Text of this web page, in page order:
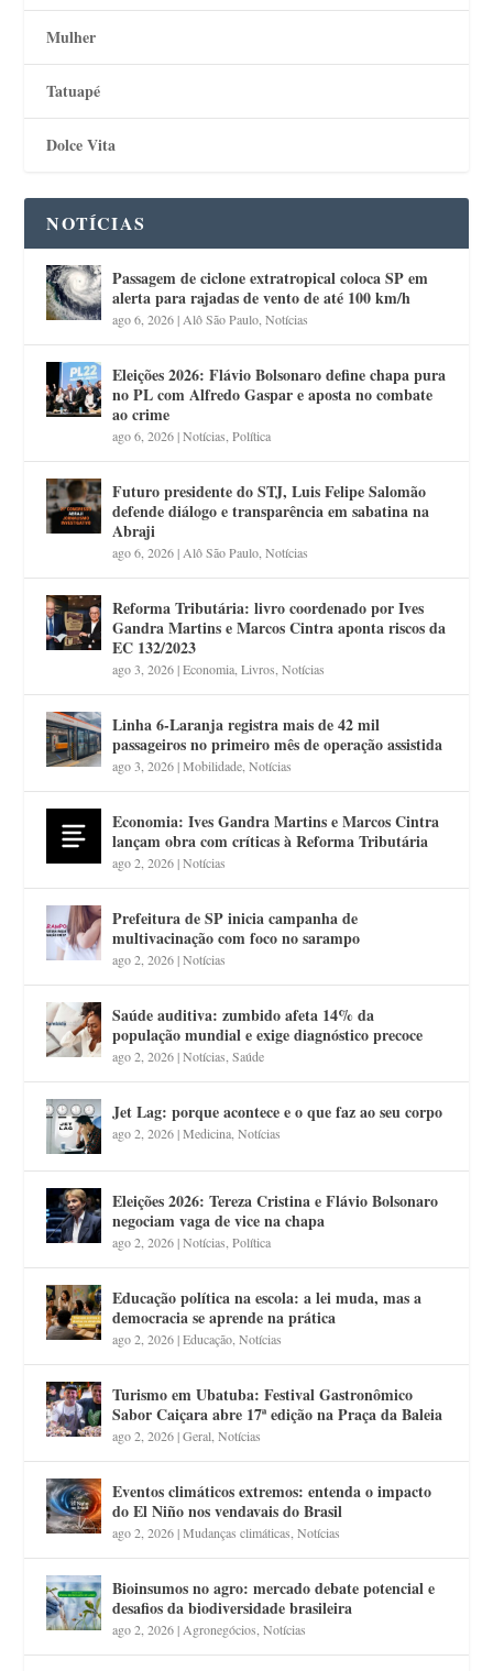
Mulher
Tatuapé
Dolce Vita
NOTÍCIAS
Passagem de ciclone extratropical coloca SP em
alerta para rajadas de vento de até 100 km/h
ago 6, 2026| Alô São Paulo ,Notícias
Eleições 2026: Flávio Bolsonaro define chapa pura
no PL com Alfredo Gaspar e aposta no combate
ao crime
ago 6, 2026|Notícias ,Política
Futuro presidente do STJ, Luis Felipe Salomão
defende diálogo e transparência em sabatina na
Abraji
ago 6, 2026| Alô São Paulo ,Notícias
Reforma Tributária: livro coordenado por Ives
Gandra Martins e Marcos Cintra aponta riscos da
EC 132/2023
ago 3, 2026|Economia ,Livros ,Notícias
Linha 6-Laranja registra mais de 42 mil
passageiros no primeiro mês de operação assistida
ago 3, 2026|Mobilidade ,Notícias
Economia: Ives Gandra Martins e Marcos Cintra
lançam obra com críticas à Reforma Tributária
ago 2, 2026|Notícias
Prefeitura de SP inicia campanha de
multivacinação com foco no sarampo
ago 2, 2026|Notícias
Saúde auditiva: zumbido afeta 14% da
população mundial e exige diagnóstico precoce
ago 2, 2026|Notícias ,Saúde
Jet Lag: porque acontece e o que faz ao seu corpo
ago 2, 2026|Medicina ,Notícias
Eleições 2026: Tereza Cristina e Flávio Bolsonaro
negociam vaga de vice na chapa
ago 2, 2026|Notícias ,Política
Educação política na escola: a lei muda, mas a
democracia se aprende na prática
ago 2, 2026|Educação ,Notícias
Turismo em Ubatuba: Festival Gastronômico
Sabor Caiçara abre 17ª edição na Praça da Baleia
ago 2, 2026|Geral ,Notícias
Eventos climáticos extremos: entenda o impacto
do El Niño nos vendavais do Brasil
ago 2, 2026|Mudanças climáticas ,Notícias
Bioinsumos no agro: mercado debate potencial e
desafios da biodiversidade brasileira
ago 2, 2026| Agronegócios ,Notícias